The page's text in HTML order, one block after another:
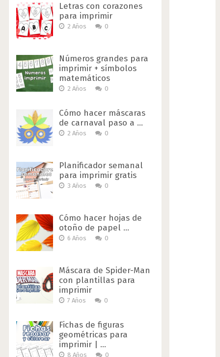
Letras con corazones
para imprimir
2 Años 0
Números grandes para
imprimir + símbolos
matemáticos
2 Años 0
Cómo hacer máscaras
de carnaval paso a …
2 Años 0
Planificador semanal
para imprimir gratis
3 Años 0
Cómo hacer hojas de
otoño de papel …
6 Años 0
Máscara de Spider-Man
con plantillas para
imprimir
7 Años 0
Fichas de figuras
geométricas para
imprimir | …
8 Años 0